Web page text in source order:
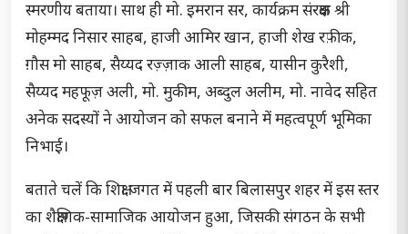
स्मरणीय बताया। साथ ही मो. इमरान सर, कार्यक्रम संरक्षक श्री
मोहम्मद निसार साहब, हाजी आमिर खान, हाजी शेख रफ़ीक,
ग़ौस मो साहब, सैय्यद रज़्ज़ाक आली साहब, यासीन कुरैशी,
सैय्यद महफूज़ अली, मो. मुकीम, अब्दुल अलीम, मो. नावेद सहित
अनेक सदस्यों ने आयोजन को सफल बनाने में महत्वपूर्ण भूमिका
निभाई।
बताते चलें कि शिक्षा जगत में पहली बार बिलासपुर शहर में इस स्तर
का शैक्षणिक-सामाजिक आयोजन हुआ, जिसकी संगठन के सभी